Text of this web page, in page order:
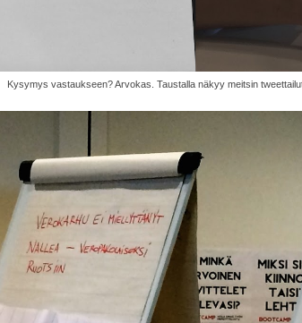
Kysymys vastaukseen? Arvokas. Taustalla näkyy meitsin